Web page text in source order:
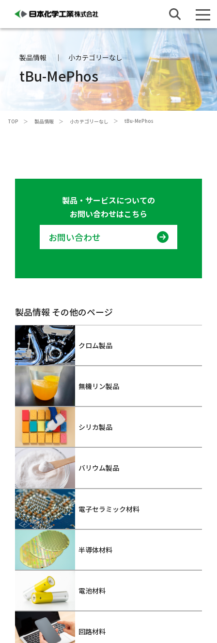
製品情報 小カテゴリーなし
tBu-MePhos
TOP 製品情報 小カテゴリーなし tBu-MePhos
製品・サービスについての
お問い合わせはこちら
お問い合わせ
製品情報 その他のページ
クロム製品
無機リン製品
シリカ製品
バリウム製品
電子セラミック材料
半導体材料
電池材料
回路材料